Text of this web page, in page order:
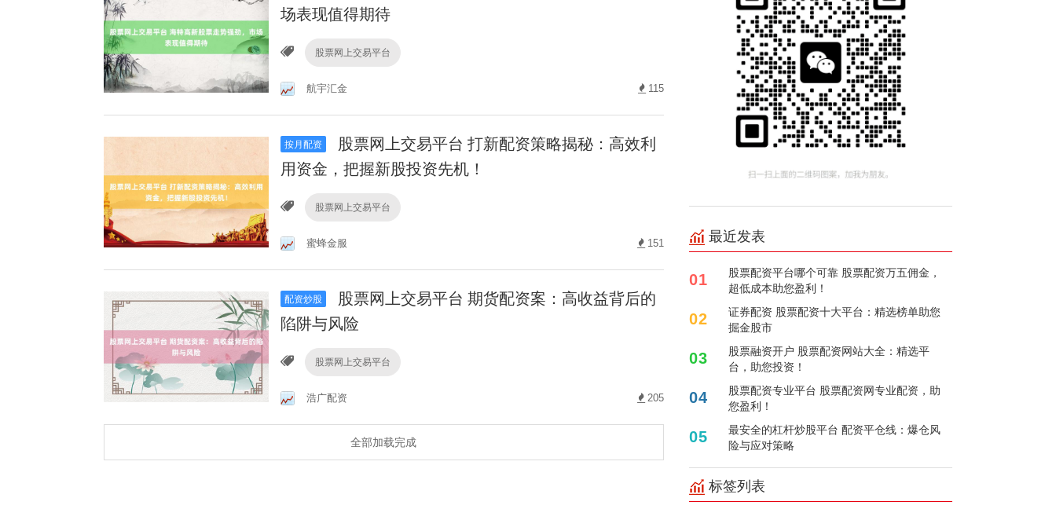
场表现值得期待
股票网上交易平台
航宇汇金 115
按月配资
股票网上交易平台 打新配资策略揭秘：高效利
用资金，把握新股投资先机！
股票网上交易平台
蜜蜂金服 151
配资炒股
股票网上交易平台 期货配资案：高收益背后的
陷阱与风险
股票网上交易平台
浩广配资 205
全部加载完成
最近发表
01
股票配资平台哪个可靠 股票配资万五佣金，
超低成本助您盈利！
02
证券配资 股票配资十大平台：精选榜单助您
掘金股市
03
股票融资开户 股票配资网站大全：精选平
台，助您投资！
04
股票配资专业平台 股票配资网专业配资，助
您盈利！
05
最安全的杠杆炒股平台 配资平仓线：爆仓风
险与应对策略
标签列表